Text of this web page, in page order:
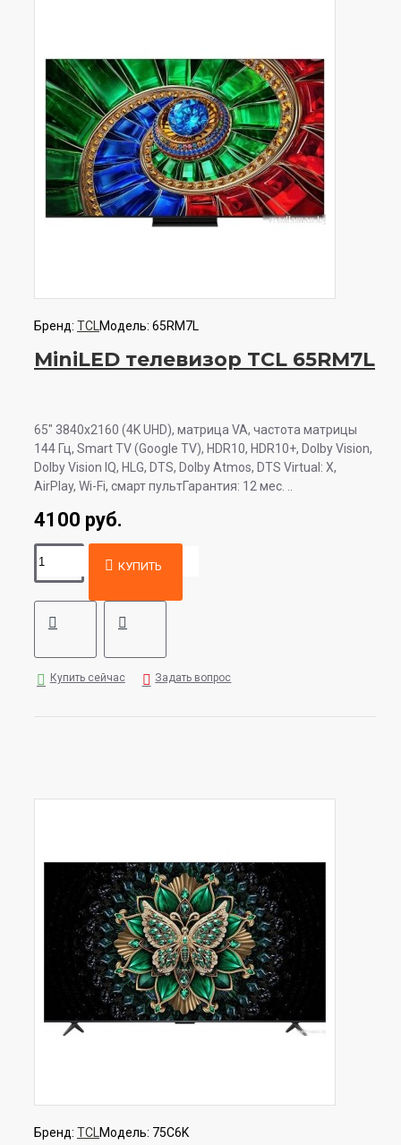
Бренд: TCL Модель: 65RM7L
MiniLED телевизор TCL 65RM7L
65" 3840x2160 (4K UHD), матрица VA, частота матрицы
144 Гц, Smart TV (Google TV), HDR10, HDR10+, Dolby Vision,
Dolby Vision IQ, HLG, DTS, Dolby Atmos, DTS Virtual: X,
AirPlay, Wi-Fi, смарт пультГарантия: 12 мес. ..
4100 руб.
КУПИТЬ
Купить сейчас Задать вопрос
Бренд: TCL Модель: 75C6K